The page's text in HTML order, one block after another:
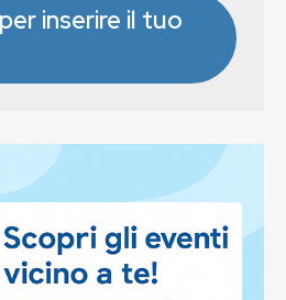
inserire il tuo